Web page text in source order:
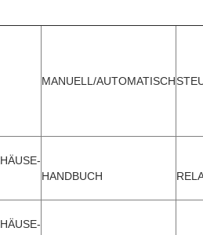
MANUELL/AUTOMATISCH
HANDBUCH